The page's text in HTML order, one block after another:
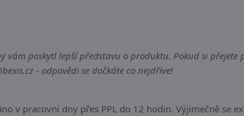
poskytl lepší představu o produktu. Pokud si přejete
- odpovědi se dočkáte co nejdříve!
v pracovní dny přes PPL do 12 hodin. Výjimečně se